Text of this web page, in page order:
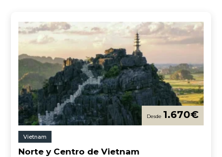
1.670€
Vietnam
Norte y Centro de Vietnam